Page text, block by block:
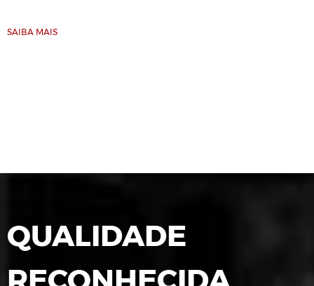
SAIBA MAIS
QUALIDADE